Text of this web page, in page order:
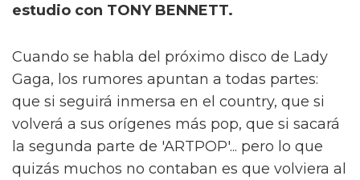
estudio con TONY BENNETT.
Cuando se habla del próximo disco de Lady
Gaga, los rumores apuntan a todas partes:
que si seguirá inmersa en el country, que si
volverá a sus orígenes más pop, que si sacará
la segunda parte de 'ARTPOP'... pero lo que
quizás muchos no contaban es que volviera al